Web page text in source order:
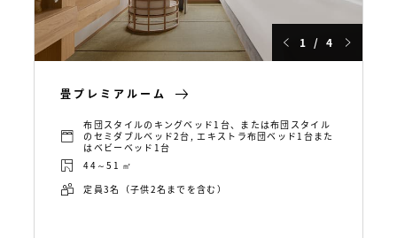
1 / 4
畳プレミアルーム
布団スタイルのキングベッド1台、または布団スタイル
のセミダブルベッド2台, エキストラ布団ベッド1台また
はベビーベッド1台
44～51 ㎡
定員3名（子供2名までを含む）